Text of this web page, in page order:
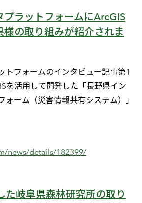
プラットフォームにArcGIS
様の取り組みが紹介されま
トフォームのインタビュー記事第1
を活用して開発した「長野県イン
ォーム（災害情報共有システム）」
news/details/182399/
た岐阜県森林研究所の取り